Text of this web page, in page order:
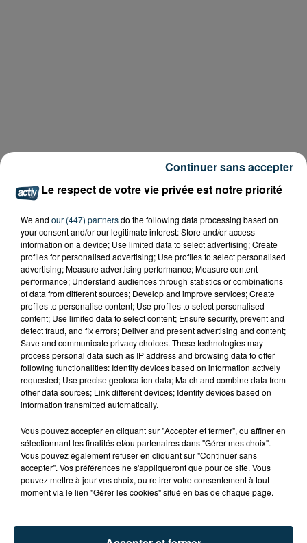
TITRES DIFFUSÉS
9h50
9h50 9h46
9h46
Le respect de votre vie privée est notre priorité
We and our (447) partnersdo the following data processing based on
your consent and/or our legitimate interest: Store and/or access
information on a device; Use limited data to select advertising; Create
profiles for personalised advertising; Use profiles to select personalised
advertising; Measure advertising performance; Measure content
performance; Understand audiences through statistics or combinations
of data from different sources; Develop and improve services; Create
profiles to personalise content; Use profiles to select personalised
content; Use limited data to select content; Ensure security, prevent and
detect fraud, and fix errors; Deliver and present advertising and content;
Save and communicate privacy choices. These technologies may
process personal data such as IP address and browsing data to offer
following functionalities: Identify devices based on information actively
requested; Use precise geolocation data; Match and combine data from
other data sources; Link different devices; Identify devices based on
information transmitted automatically.
Vous pouvez accepter en cliquant sur "Accepter et fermer", ou affiner en
sélectionnant les finalités et/ou partenaires dans "Gérer mes choix".
Vous pouvez également refuser en cliquant sur "Continuer sans
accepter". Vos préférences ne s'appliqueront que pour ce site. Vous
pouvez mettre à jour vos choix, ou retirer votre consentement à tout
moment via le lien "Gérer les cookies" situé en bas de chaque page.
Continuer sans accepter